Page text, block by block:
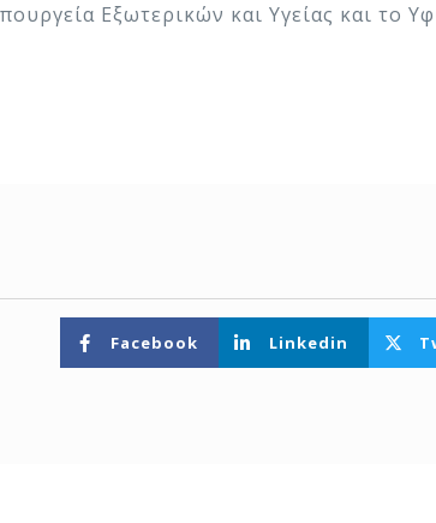
Εξωτερικών και Υγείας και το
Facebook Linkedin